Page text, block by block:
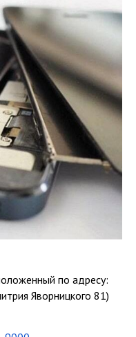
по адресу:
Яворницкого 81)